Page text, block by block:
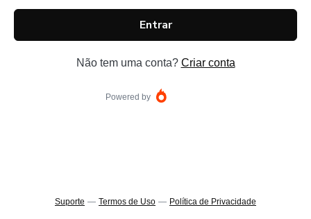
Entrar
Não tem uma conta? Criar conta
Powered by
Suporte — Termos de Uso — Política de Privacidade